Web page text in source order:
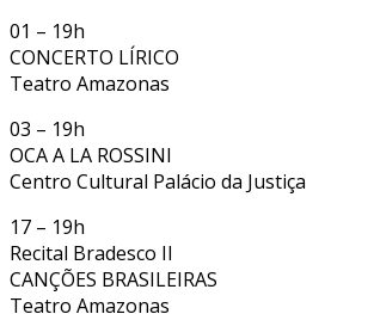
01 – 19h
CONCERTO LÍRICO
Teatro Amazonas
03 – 19h
OCA A LA ROSSINI
Centro Cultural Palácio da Justiça
17 – 19h
Recital Bradesco II
CANÇÕES BRASILEIRAS
Teatro Amazonas